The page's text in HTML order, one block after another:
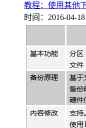
教程：使用其他
时间：2016-04-18